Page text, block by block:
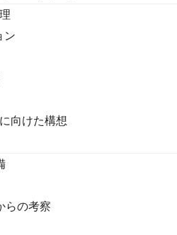
向けた構想
らの考察